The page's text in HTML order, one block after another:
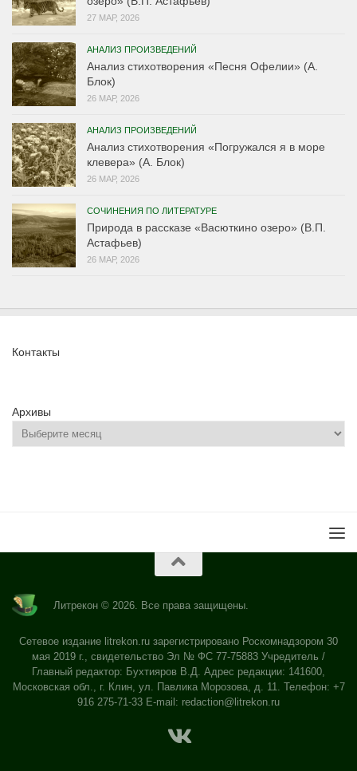
27 МАР, 2026
АНАЛИЗ ПРОИЗВЕДЕНИЙ
Анализ стихотворения «Песня Офелии» (А.
Блок)
26 МАР, 2026
АНАЛИЗ ПРОИЗВЕДЕНИЙ
Анализ стихотворения «Погружался я в море
клевера» (А. Блок)
26 МАР, 2026
СОЧИНЕНИЯ ПО ЛИТЕРАТУРЕ
Природа в рассказе «Васюткино озеро» (В.П.
Астафьев)
26 МАР, 2026
Контакты
Архивы
Литрекон © 2026. Все права защищены.
Сетевое издание litrekon.ru зарегистрировано Роскомнадзором 30
мая 2019 г., свидетельство Эл № ФС 77-75883 Учредитель /
Главный редактор: Бухтияров В.Д. Адрес редакции: 141600,
Московская обл., г. Клин, ул. Павлика Морозова, д. 11. Телефон: +7
916 275-71-33 E-mail: redaction@litrekon.ru